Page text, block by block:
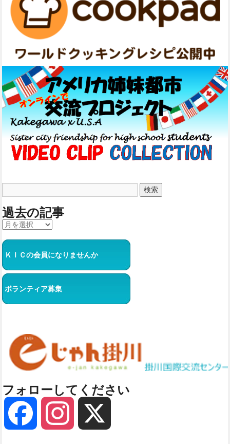
過去の記事
ＫＩＣの会員になりませんか
ボランティア募集
フォローしてください
Facebook Instagram